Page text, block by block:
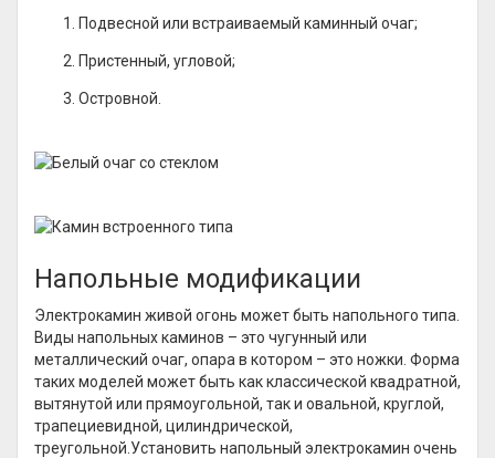
Подвесной или встраиваемый каминный очаг;
Пристенный, угловой;
Островной.
Напольные модификации
Электрокамин живой огонь может быть напольного типа.
Виды напольных каминов – это чугунный или
металлический очаг, опара в котором – это ножки. Форма
таких моделей может быть как классической квадратной,
вытянутой или прямоугольной, так и овальной, круглой,
трапециевидной, цилиндрической,
треугольной.Установить напольный электрокамин очень